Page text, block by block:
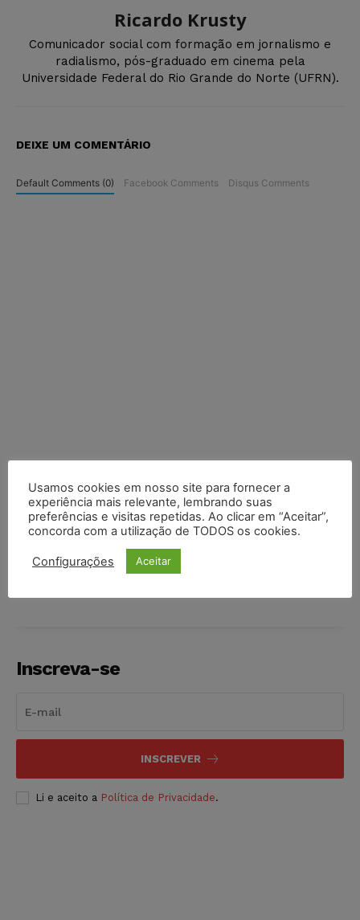
Ricardo Krusty
Comunicador social com formação em jornalismo e
radialismo, pós-graduado em cinema pela
Universidade Federal do Rio Grande do Norte (UFRN).
DEIXE UM COMENTÁRIO
Default Comments (0) Facebook Comments Disqus Comments
Inscreva-se
INSCREVER
Li e aceito a Política de Privacidade.
Usamos cookies em nosso site para fornecer a
experiência mais relevante, lembrando suas
preferências e visitas repetidas. Ao clicar em “Aceitar”,
concorda com a utilização de TODOS os cookies.
Configurações Aceitar